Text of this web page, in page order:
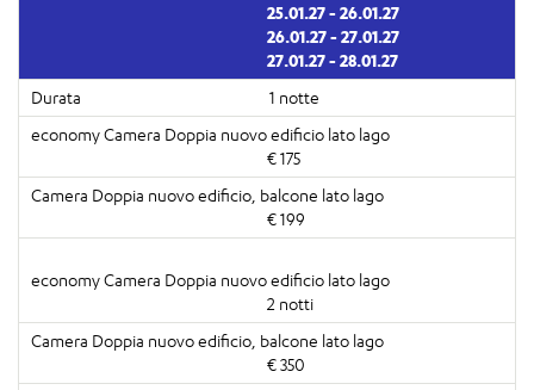
25.01.27 - 26.01.27
26.01.27 - 27.01.27
27.01.27 - 28.01.27
1 notte
€ 175
€ 199
2 notti
€ 350